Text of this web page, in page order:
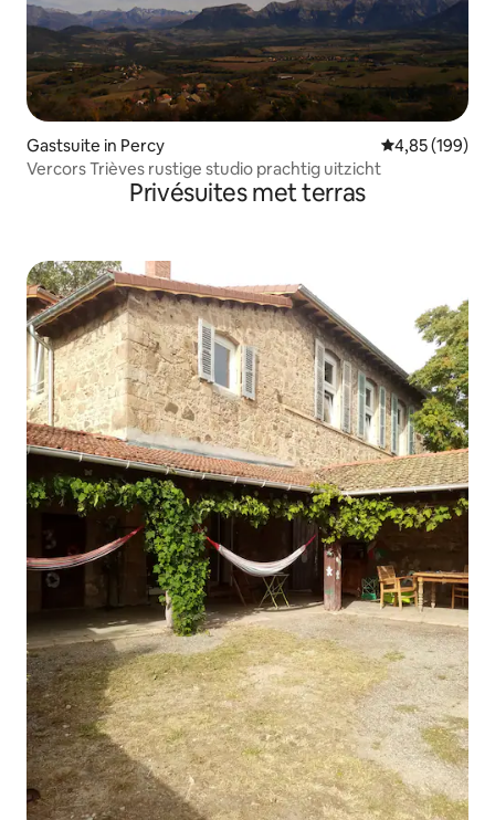
Gastsuite in Percy Gemiddelde
4,85 (199)
Vercors Trièves rustige studio prachtig uitzicht
Privésuites met terras